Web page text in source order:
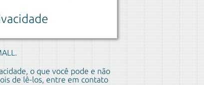
o que você pode e não
de lê-los, entre em contato